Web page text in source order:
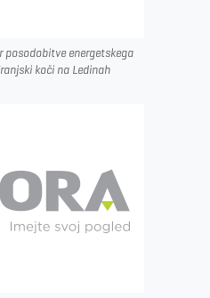
posodobitve energetskega
koči na Ledinah